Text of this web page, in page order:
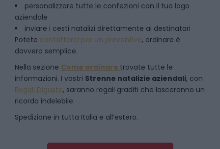
personalizzare tutte le confezioni con il tuo logo
aziendale
inviare i cesti natalizi direttamente ai destinatari
Potete contattarci per un preventivo, ordinare è
davvero semplice.
Nella sezione Come ordinare trovate tutte le
informazioni. I vostri Strenne natalizie aziendali, con
Regali Digusto, saranno regali graditi che lasceranno un
ricordo indelebile.
Spedizione in tutta Italia e all’estero.